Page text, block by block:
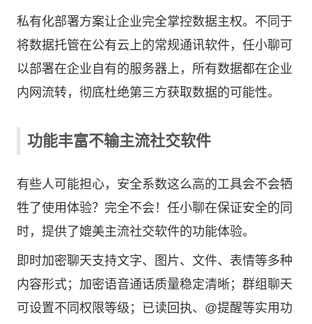
私有化部署方案让企业完全掌控数据主权。不同于
将数据托管在公有云上的常规通讯软件，任小聊可
以部署在企业自有的服务器上，所有数据都在企业
内网流转，彻底杜绝第三方获取数据的可能性。
功能丰富不输主流社交软件
有些人可能担心，安全系数这么高的工具会不会牺
牲了使用体验？完全不会！任小聊在保证安全的同
时，提供了媲美主流社交软件的功能体验。
即时加密聊天支持文字、图片、文件、表情等多种
内容形式；加密语音通话质量稳定清晰；群组聊天
可设置不同权限等级；已读回执、@提醒等实用功